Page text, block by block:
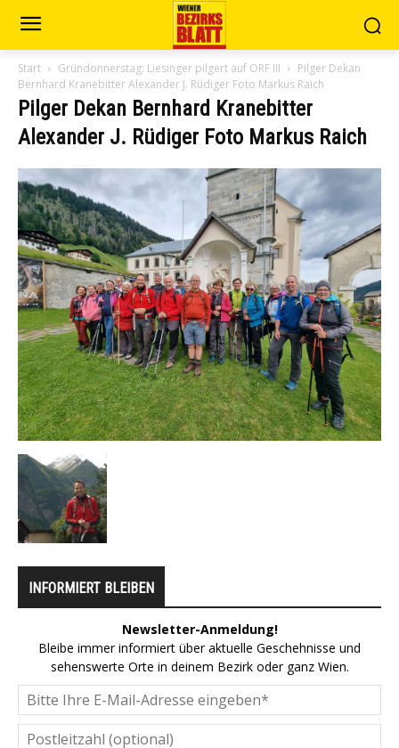
Start Gründonnerstag: Liesinger pilgert auf ORF III
Pilger Dekan
Bernhard Kranebitter Alexander J. Rüdiger Foto Markus Raich
Pilger Dekan Bernhard Kranebitter
Alexander J. Rüdiger Foto Markus Raich
INFORMIERT BLEIBEN
Newsletter-Anmeldung!
Bleibe immer informiert über aktuelle Geschehnisse und
sehenswerte Orte in deinem Bezirk oder ganz Wien.